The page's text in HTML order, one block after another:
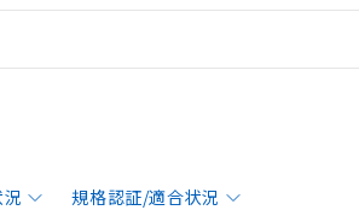
規格認証/適合状況